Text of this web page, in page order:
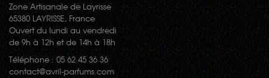
Zone Artisanale de Layrisse
65380 LAYRISSE, France
Ouvert du lundi au vendredi
de 9h à 12h et de 14h à 18h
Téléphone : 05 62 45 36 36
contact@avril-parfums.com